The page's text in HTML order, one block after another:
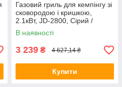
Газовий гриль для кемпінгу зі
сковородою і кришкою,
2.1кВт, JD-2800, Сірий /
Барбекю набір для кемпінгу
В наявності
3 239 ₴ 4 627,14 ₴
Купити